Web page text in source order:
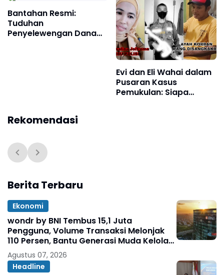
Bantahan Resmi:
Tuduhan
Penyelewengan Dana
Evi dan Eli Wahai dalam
Pusaran Kasus
Pemukulan: Siapa
Rekomendasi
Berita Terbaru
Ekonomi
wondr by BNI Tembus 15,1 Juta
Pengguna, Volume Transaksi Melonjak
110 Persen, Bantu Generasi Muda Kelola
Keuangan hingga Persiapkan Masa
Depan.
Agustus 07, 2026
Headline